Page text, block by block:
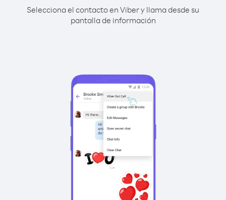
Selecciona el contacto en Viber y llama desde su
pantalla de información